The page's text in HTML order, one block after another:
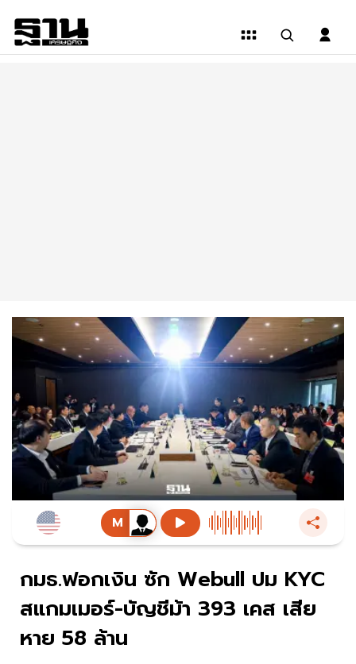
กมธ.ฟอกเงิน ซัก Webull ปม KYC
สแกมเมอร์-บัญชีม้า 393 เคส เสีย
หาย 58 ล้าน